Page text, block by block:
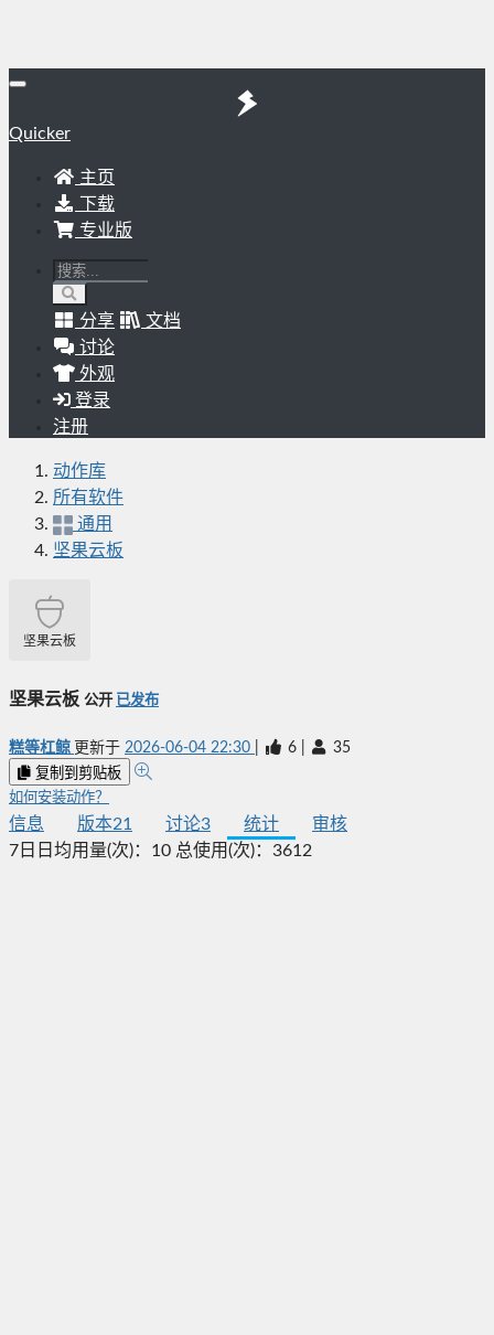
Quicker
主页
下载
专业版
分享
文档
讨论
外观
登录
注册
动作库
所有软件
通用
坚果云板
坚果云板
坚果云板 公开 已发布
糕等杠鲸 更新于 2026-06-04 22:30 6 35
复制到剪贴板
如何安装动作？
信息 版本21 讨论3 统计
审核
7日日均用量(次)： 10 总使用(次)： 3612